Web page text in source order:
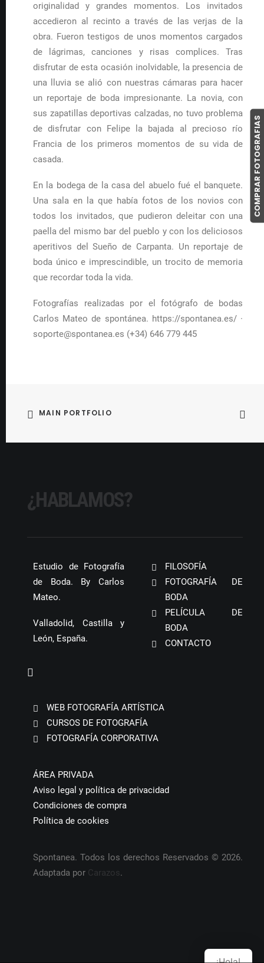
originalidad y grandes momentos. Los invitados
accedieron al recinto a través de las verjas de la
obra. Fueron testigos de unos momentos cargados
de lágrimas, canciones y risas complices. Tras
disfrutar de esta ocasión inolvidable, la presencia de
una lluvia se alió con nuestras cámaras para hacer
un reportaje de boda impresionante. La novia, con
sus zapatillas deportivas calzadas, no tuvo problema
de disfrutar con Felipe la bajada al precioso río
Francia de los primeros momentos de su vida de
casada.
En la bodega de la casa del abuelo fué el banquete.
Una sala en la que había fotos de los novios con
todos los invitados, que pudieron deleitar con una
paella del mismo bar del pueblo y con los deliciosos
aperitivos del Sueño de Carpanta. Un reportaje de
boda único e imprescindible, un trocito de memoria
que recordar toda la vida.
Fotografías realizadas por el fotógrafo de bodas
Carlos Mateo de spontánea. https://spontanea.es/ ·
soporte@spontanea.es (+34) 646 779 445
MAIN PORTFOLIO
¿HABLAMOS?
Estudio de Fotografía
de Boda. By Carlos
Mateo.
Valladolid, Castilla y
León, España.
FILOSOFÍA
FOTOGRAFÍA DE
BODA
PELÍCULA DE
BODA
CONTACTO
WEB FOTOGRAFÍA ARTÍSTICA
CURSOS DE FOTOGRAFÍA
FOTOGRAFÍA CORPORATIVA
ÁREA PRIVADA
Aviso legal y política de privacidad
Condiciones de compra
Política de cookies
Spontanea. Todos los derechos Reservados © 2026.
Adaptada por Carazos.
COMPRAR FOTOGRAFIAS